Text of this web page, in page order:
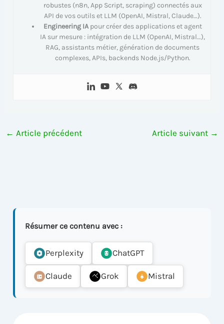
robustes (n8n, App Script, scraping) connectés aux
API de vos outils et LLM (OpenAI, Mistral, Claude…).
Engineering IApour créer des applications et agent
IA sur mesure : intégration de LLM (OpenAI, Mistral…),
RAG, assistants métier, génération de documents
complexes, APIs, backends Node.js/Python.
← Article précédent Article suivant →
Résumer ce contenu avec :
Perplexity ChatGPT
Claude Grok Mistral